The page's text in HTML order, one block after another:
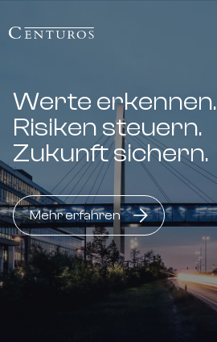
Werte erkennen.
Risiken steuern.
Zukunft sichern.
Mehr erfahren